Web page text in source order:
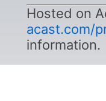
Hosted on
acast.com/
information.